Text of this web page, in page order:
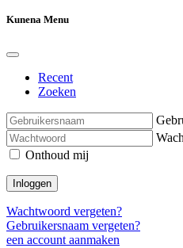
Kunena Menu
Recent
Zoeken
Onthoud mij
Inloggen
Wachtwoord vergeten?
Gebruikersnaam vergeten?
een account aanmaken